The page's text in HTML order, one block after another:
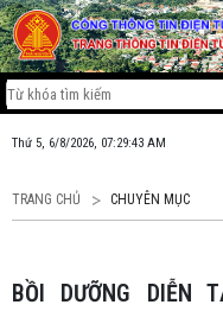
Thứ 5, 6/8/2026, 07:29:43 AM
TRANG CHỦ CHUYÊN MỤC
BỒI DƯỠNG DIỄN TẬP TÁC CHIẾN XÃ PHƯỜNG